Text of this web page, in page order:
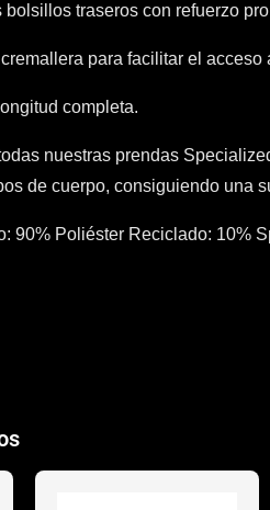
bolsillos traseros con refuerzo
para facilitar el acceso
completa.
nuestras prendas
de cuerpo, consiguiendo una
90% Poliéster Reciclado: 10%